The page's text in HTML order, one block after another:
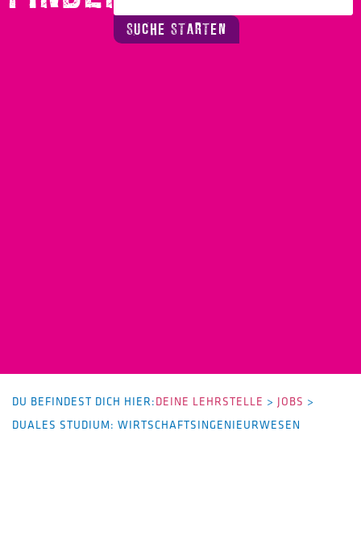
SUCHE STARTEN
DU BEFINDEST DICH HIER:DEINE LEHRSTELLE > JOBS >
DUALES STUDIUM: WIRTSCHAFTSINGENIEURWESEN